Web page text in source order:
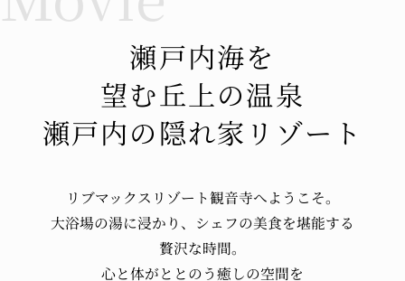
瀬戸内海を
望む丘上の温泉
瀬戸内の隠れ家リゾート
リブマックスリゾート観音寺へようこそ。
大浴場の湯に浸かり、 シェフの美食を堪能する
贅沢な時間。
心と体がととのう癒しの空間を